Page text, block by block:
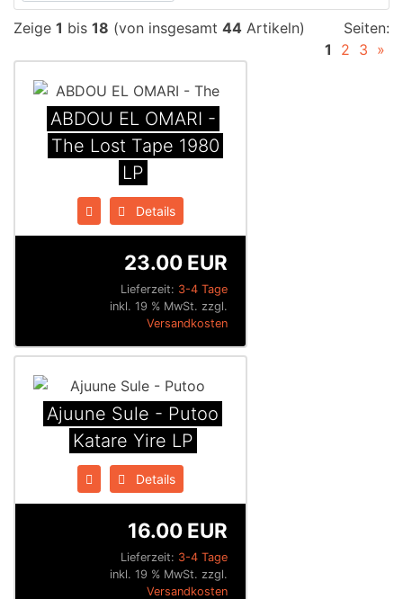
Zeige 1 bis 18 (von insgesamt 44 Artikeln)
Seiten:
1
2 3 »
ABDOU EL OMARI -
The Lost Tape 1980
LP
Details
Lieferzeit: 3-4 Tage
23.00 EUR
inkl. 19 % MwSt. zzgl.
Versandkosten
Ajuune Sule - Putoo
Katare Yire LP
Details
Lieferzeit: 3-4 Tage
16.00 EUR
inkl. 19 % MwSt. zzgl.
Versandkosten